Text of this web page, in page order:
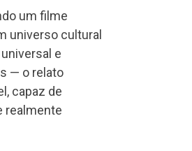
um filme
universo cultural
e
— o relato
capaz de
realmente